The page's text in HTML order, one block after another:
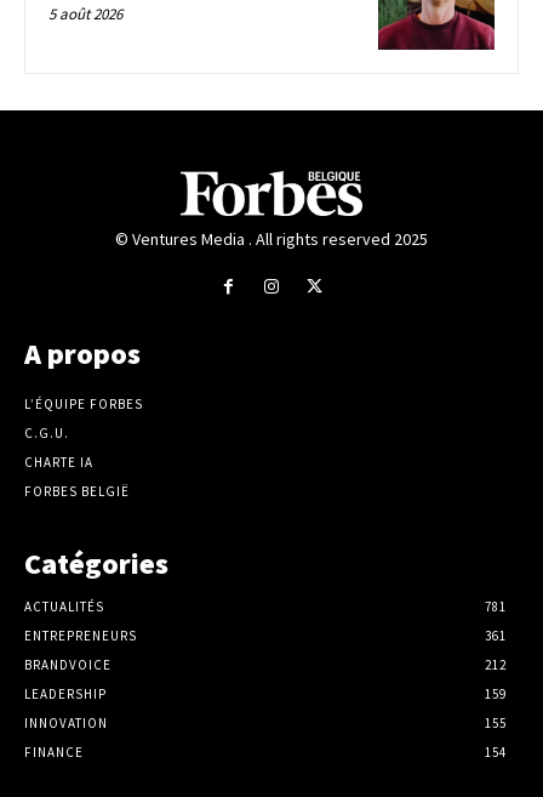
5 août 2026
© Ventures Media . All rights reserved 2025
A propos
L’ÉQUIPE FORBES
C.G.U.
CHARTE IA
FORBES BELGIË
Catégories
ACTUALITÉS
781
ENTREPRENEURS
361
BRANDVOICE
212
LEADERSHIP
159
INNOVATION
155
FINANCE
154